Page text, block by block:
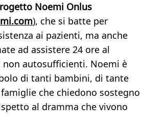
Noemi Onlus
), che si batte per
ai pazienti, ma anche
ad assistere 24 ore al
autosufficienti. Noemi è
di tanti bambini, di tante
che chiedono sostegno
al dramma che vivono